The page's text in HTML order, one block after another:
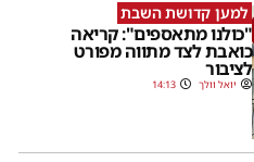
למען קדושת השבת
"כולנו מתאספים": קריאה
כואבת לצד מתווה מפורט
לציבור
יואל וולך 14:13